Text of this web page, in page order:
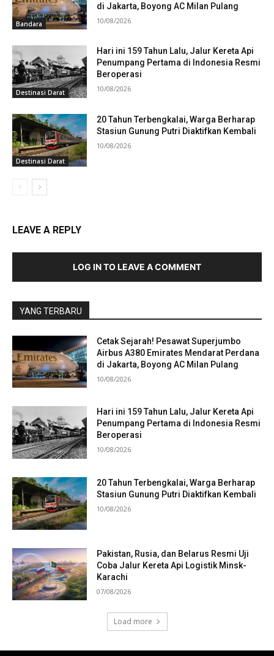
Bandara
di Jakarta, Boyong AC Milan Pulang
10/08/2026
Destinasi Darat
Hari ini 159 Tahun Lalu, Jalur Kereta Api
Penumpang Pertama di Indonesia Resmi
Beroperasi
10/08/2026
Destinasi Darat
20 Tahun Terbengkalai, Warga Berharap
Stasiun Gunung Putri Diaktifkan Kembali
10/08/2026
LEAVE A REPLY
LOG IN TO LEAVE A COMMENT
YANG TERBARU
Cetak Sejarah! Pesawat Superjumbo
Airbus A380 Emirates Mendarat Perdana
di Jakarta, Boyong AC Milan Pulang
10/08/2026
Hari ini 159 Tahun Lalu, Jalur Kereta Api
Penumpang Pertama di Indonesia Resmi
Beroperasi
10/08/2026
20 Tahun Terbengkalai, Warga Berharap
Stasiun Gunung Putri Diaktifkan Kembali
10/08/2026
Pakistan, Rusia, dan Belarus Resmi Uji
Coba Jalur Kereta Api Logistik Minsk-
Karachi
07/08/2026
Load more